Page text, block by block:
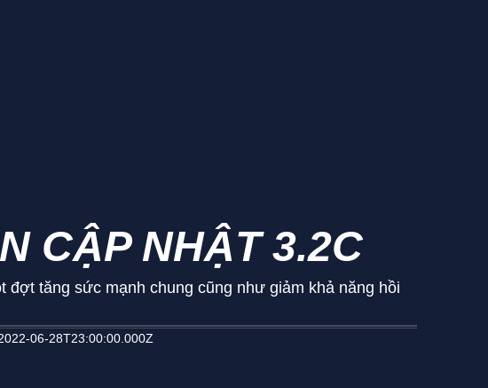
CẬP NHẬT 3.2C
đợt tăng sức mạnh chung cũng như giảm khả năng hồi
06-28T23:00:00.000Z